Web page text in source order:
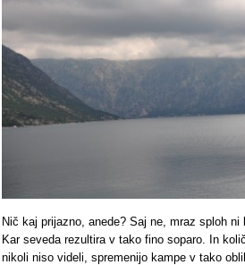
Nič kaj prijazno, anede? Saj ne, mraz sploh ni
Kar seveda rezultira v tako fino soparo. In
nikoli niso videli, spremenijo kampe v tako